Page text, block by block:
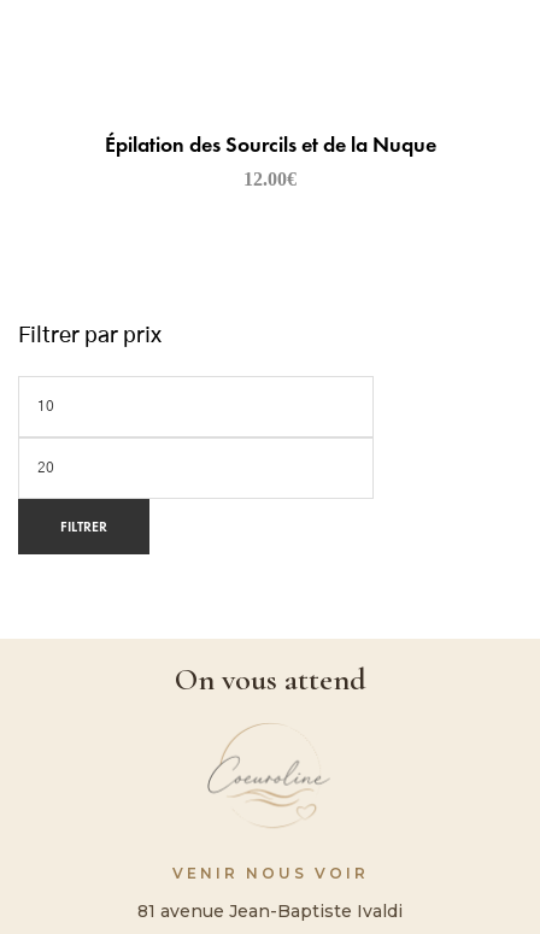
Épilation des Sourcils et de la Nuque
12.00€
Filtrer par prix
FILTRER
On vous attend
VENIR NOUS VOIR
81 avenue Jean-Baptiste Ivaldi